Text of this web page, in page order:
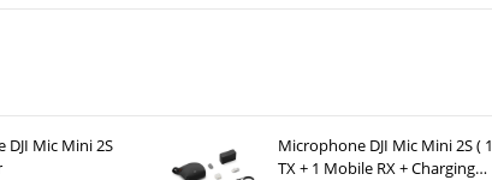
Mic Mini 2S
Microphone DJI Mic Mini 2S ( 1
TX + 1 Mobile RX + Charging